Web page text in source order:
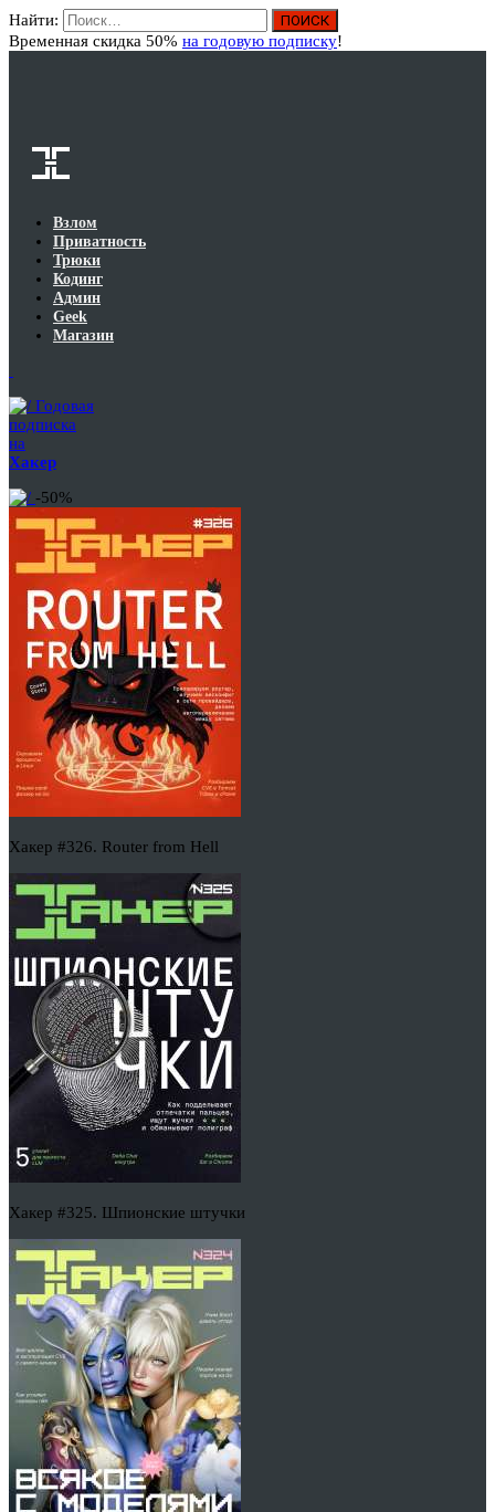
Найти:
Временная скидка 50% на годовую подписку!
Взлом
Приватность
Трюки
Кодинг
Админ
Geek
Магазин
Годовая
подписка
на
Хакер
-50%
Хакер #326. Router from Hell
Хакер #325. Шпионские штучки